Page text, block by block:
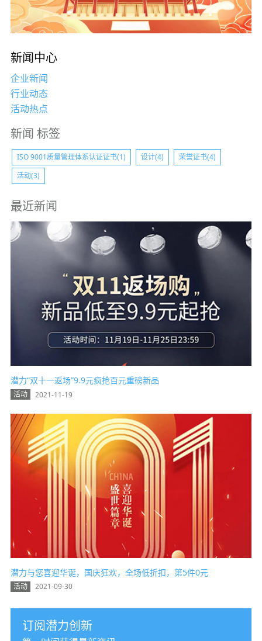
新闻中心
企业新闻
行业动态
活动热点
新闻 标签
ISO 9001质量管理体系认证证书(1) 设计(4)
荣誉证书(4)
活动(3)
最近新闻
潜力“双十一返场”9.9元疯抢百元重磅新品
活动
2021-11-19
潜力与您喜迎华诞，国庆狂欢，全场低折扣，第5件0元
活动
2021-09-30
订阅潜力创新